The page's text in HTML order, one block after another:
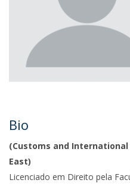
Bio
(Customs and International
East)
Licenciado em Direito pela